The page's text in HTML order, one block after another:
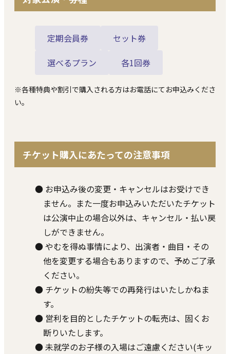
定期会員券
セット券
選べるプラン
各1回券
※各種特典や割引で購⼊される⽅はお電話にてお申込みくださ
い。
チケット購⼊にあたっての注意事項
● お申込み後の変更・キャンセルはお受けでき
ません。また⼀度お申込みいただいたチケット
は公演中⽌の場合以外は、キャンセル・払い戻
しができません。
● やむを得ぬ事情により、出演者・曲⽬・その
他を変更する場合もありますので、予めご了承
ください。
● チケットの紛失等での再発⾏はいたしかねま
す。
● 営利を⽬的としたチケットの転売は、固くお
断りいたします。
● 未就学のお⼦様の⼊場はご遠慮ください(キッ